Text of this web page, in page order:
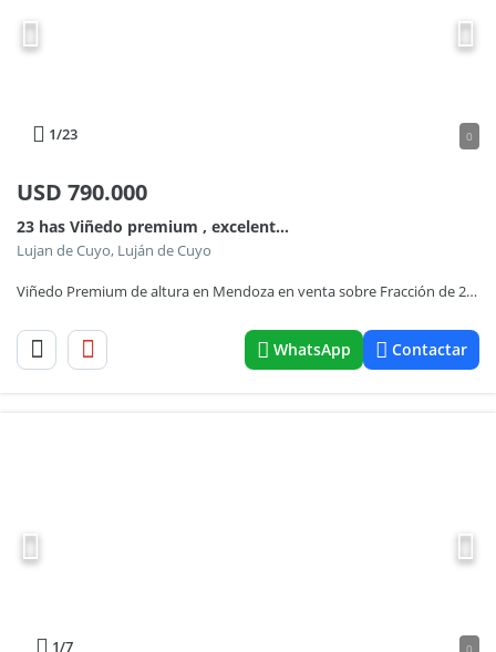
1/23 0
USD 790.000
23 has Viñedo premium , excelentes Rindes , negocio llave en Mano
Lujan de Cuyo, Luján de Cuyo
Viñedo Premium de altura en Mendoza en venta sobre Fracción de 23 Has - Oportunidad
WhatsApp Contactar
1/7 0